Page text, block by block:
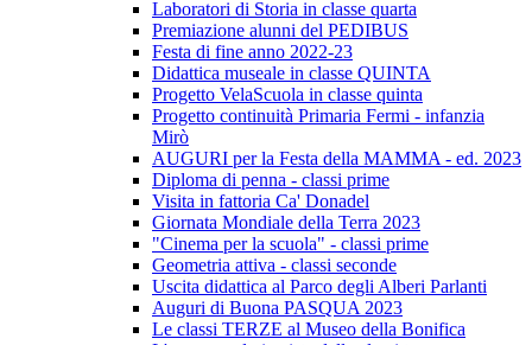
Laboratori di Storia in classe quarta
Premiazione alunni del PEDIBUS
Festa di fine anno 2022-23
Didattica museale in classe QUINTA
Progetto VelaScuola in classe quinta
Progetto continuità Primaria Fermi - infanzia
Mirò
AUGURI per la Festa della MAMMA - ed. 2023
Diploma di penna - classi prime
Visita in fattoria Ca' Donadel
Giornata Mondiale della Terra 2023
"Cinema per la scuola" - classi prime
Geometria attiva - classi seconde
Uscita didattica al Parco degli Alberi Parlanti
Auguri di Buona PASQUA 2023
Le classi TERZE al Museo della Bonifica